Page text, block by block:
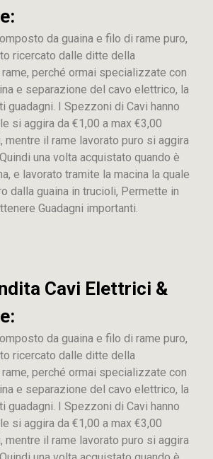
da guaina e filo di rame puro,
ricercato dalle ditte della
perché ormai specializzate con
e separazione del cavo elettrico, la
guadagni. I Spezzoni di Cavi hanno
si aggira da €1,00 a max €3,00
mentre il rame lavorato puro si aggira
una volta acquistato quando è
e lavorato tramite la macina la quale
dalla guaina in trucioli, Permette in
Guadagni importanti.
Cavi Elettrici &
da guaina e filo di rame puro,
ricercato dalle ditte della
perché ormai specializzate con
e separazione del cavo elettrico, la
guadagni. I Spezzoni di Cavi hanno
si aggira da €1,00 a max €3,00
mentre il rame lavorato puro si aggira